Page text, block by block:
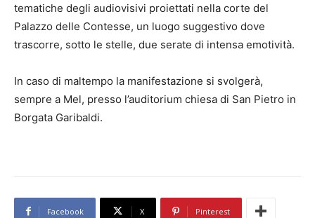
tematiche degli audiovisivi proiettati nella corte del
Palazzo delle Contesse, un luogo suggestivo dove
trascorre, sotto le stelle, due serate di intensa emotività.
In caso di maltempo la manifestazione si svolgerà,
sempre a Mel, presso l’auditorium chiesa di San Pietro in
Borgata Garibaldi.
Facebook X Pinterest